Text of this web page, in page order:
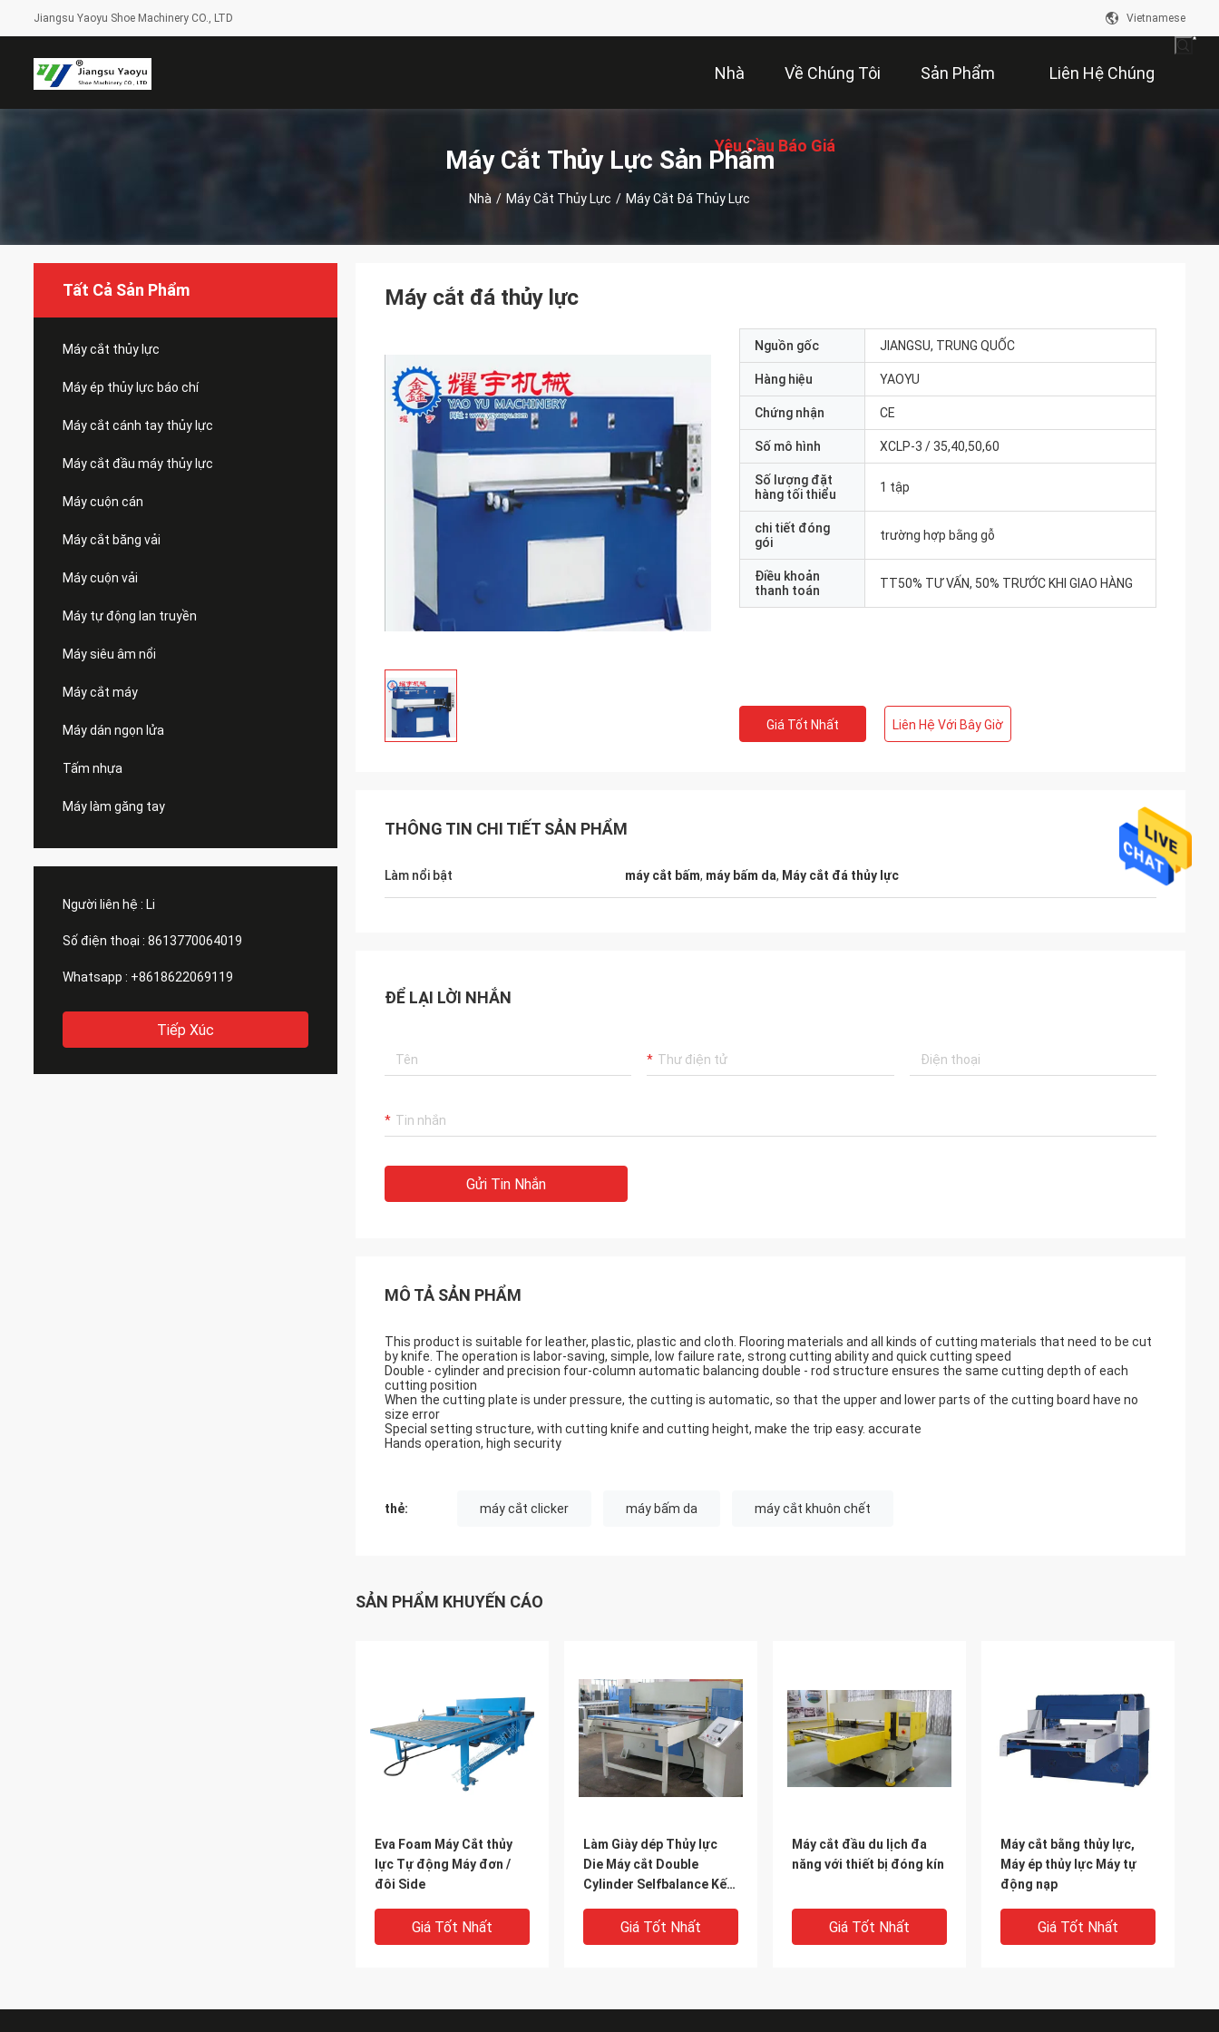
Jiangsu Yaoyu Shoe Machinery CO., LTD Vietnamese
Nhà Về Chúng Tôi Sản Phẩm Liên Hệ Chúng
Yêu Cầu Báo Giá
Máy Cắt Thủy Lực Sản Phẩm
Nhà / Máy Cắt Thủy Lực / Máy Cắt Đá Thủy Lực
Tất Cả Sản Phẩm
Máy cắt thủy lực
Máy ép thủy lực báo chí
Máy cắt cánh tay thủy lực
Máy cắt đầu máy thủy lực
Máy cuộn cán
Máy cắt băng vải
Máy cuộn vải
Máy tự động lan truyền
Máy siêu âm nổi
Máy cắt máy
Máy dán ngọn lửa
Tấm nhựa
Máy làm găng tay
Người liên hệ : Li
Số điện thoại : 8613770064019
Whatsapp : +8618622069119
Tiếp Xúc
Máy cắt đá thủy lực
Nguồn gốc JIANGSU, TRUNG QUỐC
Hàng hiệu YAOYU
Chứng nhận CE
Số mô hình XCLP-3 / 35,40,50,60
Số lượng đặt
hàng tối thiểu
1 tập
chi tiết đóng
gói
trường hợp bằng gỗ
Điều khoản
thanh toán
TT50% TƯ VẤN, 50% TRƯỚC KHI GIAO HÀNG
Giá Tốt Nhất Liên Hệ Với Bây Giờ
THÔNG TIN CHI TIẾT SẢN PHẨM
Làm nổi bật máy cắt bấm, máy bấm da, Máy cắt đá thủy lực
ĐỂ LẠI LỜI NHẮN
Gửi Tin Nhắn
MÔ TẢ SẢN PHẨM
This product is suitable for leather, plastic, plastic and cloth. Flooring materials and all kinds of cutting materials that need to be cut
by knife. The operation is labor-saving, simple, low failure rate, strong cutting ability and quick cutting speed
Double - cylinder and precision four-column automatic balancing double - rod structure ensures the same cutting depth of each
cutting position
When the cutting plate is under pressure, the cutting is automatic, so that the upper and lower parts of the cutting board have no
size error
Special setting structure, with cutting knife and cutting height, make the trip easy. accurate
Hands operation, high security
thẻ: máy cắt clicker máy bấm da máy cắt khuôn chết
SẢN PHẨM KHUYẾN CÁO
Eva Foam Máy Cắt thủy
lực Tự động Máy đơn /
đôi Side
Giá Tốt Nhất
Làm Giày dép Thủy lực
Die Máy cắt Double
Cylinder Selfbalance Kết
Giá Tốt Nhất
Máy cắt đầu du lịch đa
năng với thiết bị đóng kín
Giá Tốt Nhất
Máy cắt bằng thủy lực,
Máy ép thủy lực Máy tự
động nạp
Giá Tốt Nhất